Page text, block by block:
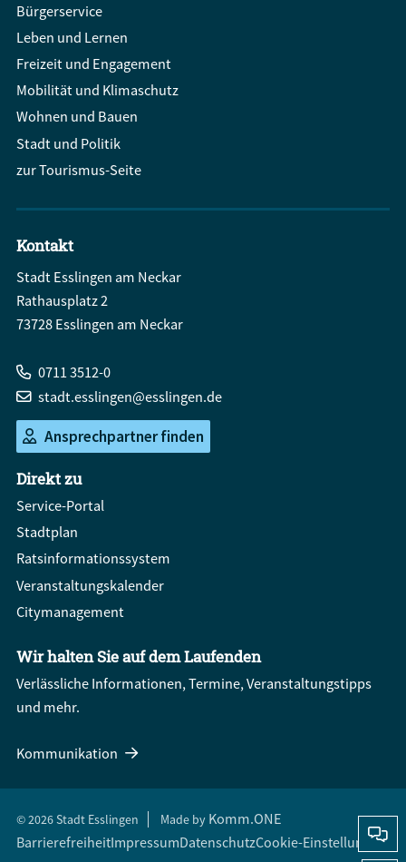
Bürgerservice
Leben und Lernen
Freizeit und Engagement
Mobilität und Klimaschutz
Wohnen und Bauen
Stadt und Politik
zur Tourismus-Seite
Kontakt
Stadt Esslingen am Neckar
Rathausplatz 2
73728 Esslingen am Neckar
0711 3512-0
stadt.esslingen@esslingen.de
Ansprechpartner finden
Direkt zu
Service-Portal
Stadtplan
Ratsinformationssystem
Veranstaltungskalender
Citymanagement
Wir halten Sie auf dem Laufenden
Verlässliche Informationen, Termine, Veranstaltungstipps
und mehr.
Kommunikation
© 2026 Stadt Esslingen Made by Komm.ONE
BarrierefreiheitImpressumDatenschutzCookie-Einstellungen